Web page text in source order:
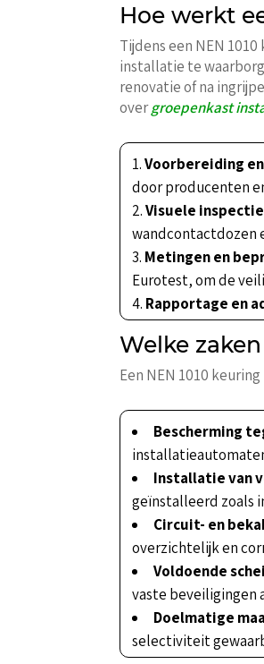
Hoe werkt
Tijdens een NEN
installatie te
renovatie of na
overgroepenkast
Voorbereiding
door producenten
Visuele inspectie
wandcontactdozen
Metingen en
Eurotest, om de
Rapportage en
Welke
Een NEN 1010
Bescherming
installatieautomaten
Installatie van
geïnstalleerd zoals
Circuit- en
overzichtelijk en
Voldoende
vaste beveiligingen
Doelmatige
selectiviteit